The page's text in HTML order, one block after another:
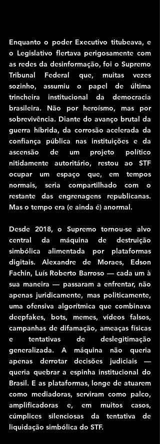
Enquanto o poder Executivo titubeava, e
o Legislativo flertava perigosamente com
as redes da desinformação, foi o Supremo
Tribunal Federal que, muitas vezes
sozinho, assumiu o papel de última
trincheira institucional da democracia
brasileira. Não por heroísmo, mas por
sobrevivência. Diante do avanço brutal da
guerra híbrida, da corrosão acelerada da
confiança pública nas instituições e da
ascensão de um projeto político
nitidamente autoritário, restou ao STF
ocupar um espaço que, em tempos
normais, seria compartilhado com o
restante das engrenagens republicanas.
Mas o tempo era (e ainda é) anormal.
Desde 2018, o Supremo tornou-se alvo
central da máquina de destruição
simbólica alimentada por plataformas
digitais. Alexandre de Moraes, Edson
Fachin, Luís Roberto Barroso — cada um à
sua maneira — passaram a enfrentar, não
apenas juridicamente, mas politicamente,
uma ofensiva algorítmica que combinava
deepfakes, bots, memes, vídeos falsos,
campanhas de difamação, ameaças físicas
e tentativas de deslegitimação
generalizada. A máquina não queria
apenas derrotar decisões judiciais —
queria quebrar a espinha institucional do
Brasil. E as plataformas, longe de atuarem
como mediadoras, serviram como palco,
amplificadoras e, em muitos casos,
cúmplices silenciosas da tentativa de
liquidação simbólica do STF.